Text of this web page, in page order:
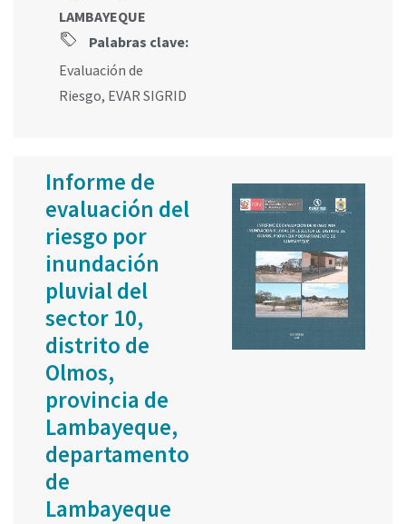
LAMBAYEQUE
Palabras clave:
Evaluación de
Riesgo, EVAR SIGRID
Informe de
evaluación del
riesgo por
inundación
pluvial del
sector 10,
distrito de
Olmos,
provincia de
Lambayeque,
departamento
de
Lambayeque